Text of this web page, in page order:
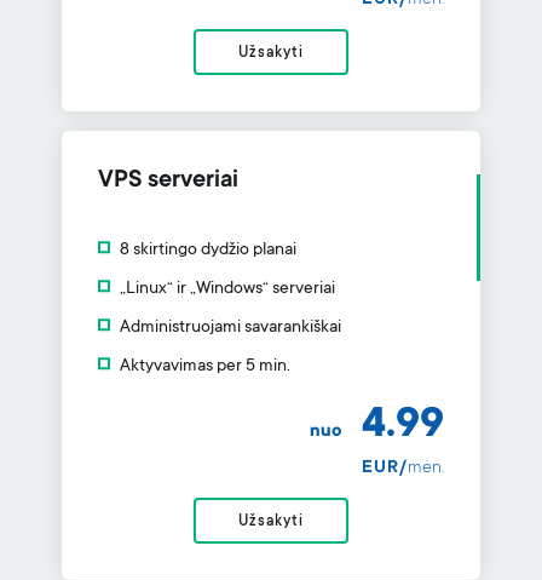
Užsakyti
VPS serveriai
8 skirtingo dydžio planai
„Linux“ ir „Windows“ serveriai
Administruojami savarankiškai
Aktyvavimas per 5 min.
nuo 4.99
EUR/mėn.
Užsakyti